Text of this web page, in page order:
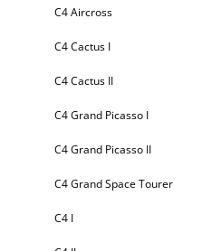
C4 Aircross
C4 Cactus I
C4 Cactus II
C4 Grand Picasso I
C4 Grand Picasso II
C4 Grand Space Tourer
C4 I